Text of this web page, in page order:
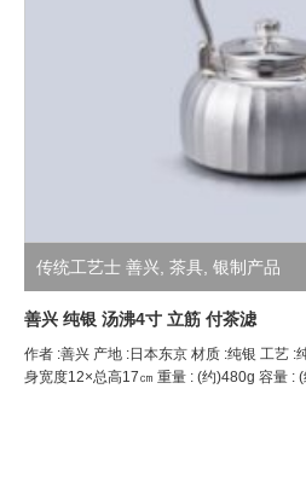
传统工艺士 善兴 茶具 银制产品
善兴 纯银 汤沸4寸 立筋 付茶滤
作者 :善兴 产地 :日本东京 材质 :纯银 工艺 :
身宽度12×总高17㎝ 重量 : (约)480g 容量 : (